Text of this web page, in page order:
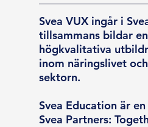
Svea VUX ingår i
tillsammans bildar
högkvalitativa
inom näringslivet
sektorn.
Svea Education är
Svea Partners: